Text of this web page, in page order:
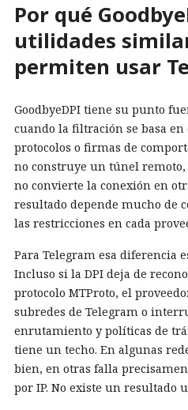
Por qué
utilidades
permiten usar
GoodbyeDPI tiene su punto
cuando la filtración se basa
protocolos o firmas de
no construye un túnel
no convierte la conexión en
resultado depende mucho de
las restricciones en cada
Para Telegram esa diferencia
Incluso si la DPI deja de
protocolo MTProto, el
subredes de Telegram o
enrutamiento y políticas de
tiene un techo. En algunas
bien, en otras falla
por IP. No existe un resultado